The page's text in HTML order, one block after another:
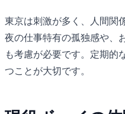
東京は刺激が多く、人間関
夜の仕事特有の孤独感や、
も考慮が必要です。定期的
つことが大切です。